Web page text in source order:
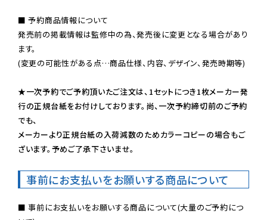
■ 予約商品情報について
発売前の掲載情報は監修中の為、発売後に変更となる場合があり
ます。
(変更の可能性がある点…商品仕様、内容、デザイン、発売時期等)
★一次予約でご予約頂いたご注文は、1セットにつき1枚メーカー発
行の正規台紙をお付けしております。尚、一次予約締切前のご予約
でも、
メーカーより正規台紙の入荷減数のためカラーコピーの場合もご
ざいます。予めご了承下さいませ。
事前にお支払いをお願いする商品について
■ 事前にお支払いをお願いする商品について(大量のご予約につ